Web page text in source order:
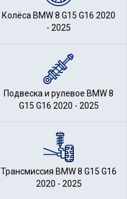
Колёса BMW 8 G15 G16 2020
- 2025
Подвеска и рулевое BMW 8
G15 G16 2020 - 2025
Трансмиссия BMW 8 G15 G16
2020 - 2025